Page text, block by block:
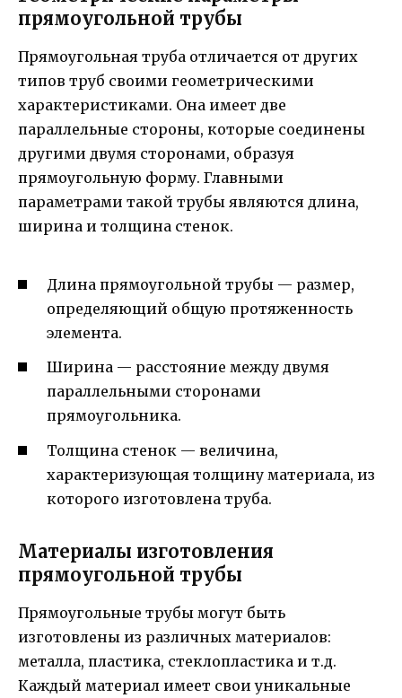
прямоугольной трубы
Прямоугольная труба отличается от других
типов труб своими геометрическими
характеристиками. Она имеет две
параллельные стороны, которые соединены
другими двумя сторонами, образуя
прямоугольную форму. Главными
параметрами такой трубы являются длина,
ширина и толщина стенок.
Длина прямоугольной трубы — размер,
определяющий общую протяженность
элемента.
Ширина — расстояние между двумя
параллельными сторонами
прямоугольника.
Толщина стенок — величина,
характеризующая толщину материала, из
которого изготовлена труба.
Материалы изготовления
прямоугольной трубы
Прямоугольные трубы могут быть
изготовлены из различных материалов:
металла, пластика, стеклопластика и т.д.
Каждый материал имеет свои уникальные